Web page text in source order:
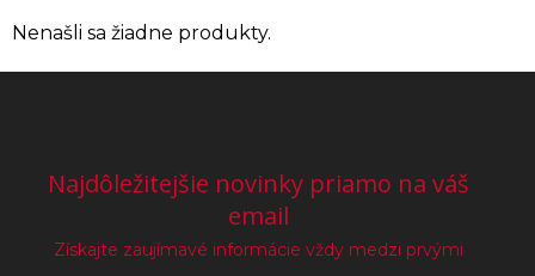
Nenašli sa žiadne produkty.
Najdôležitejšie novinky priamo na váš
email
Získajte zaujímavé informácie vždy medzi prvými